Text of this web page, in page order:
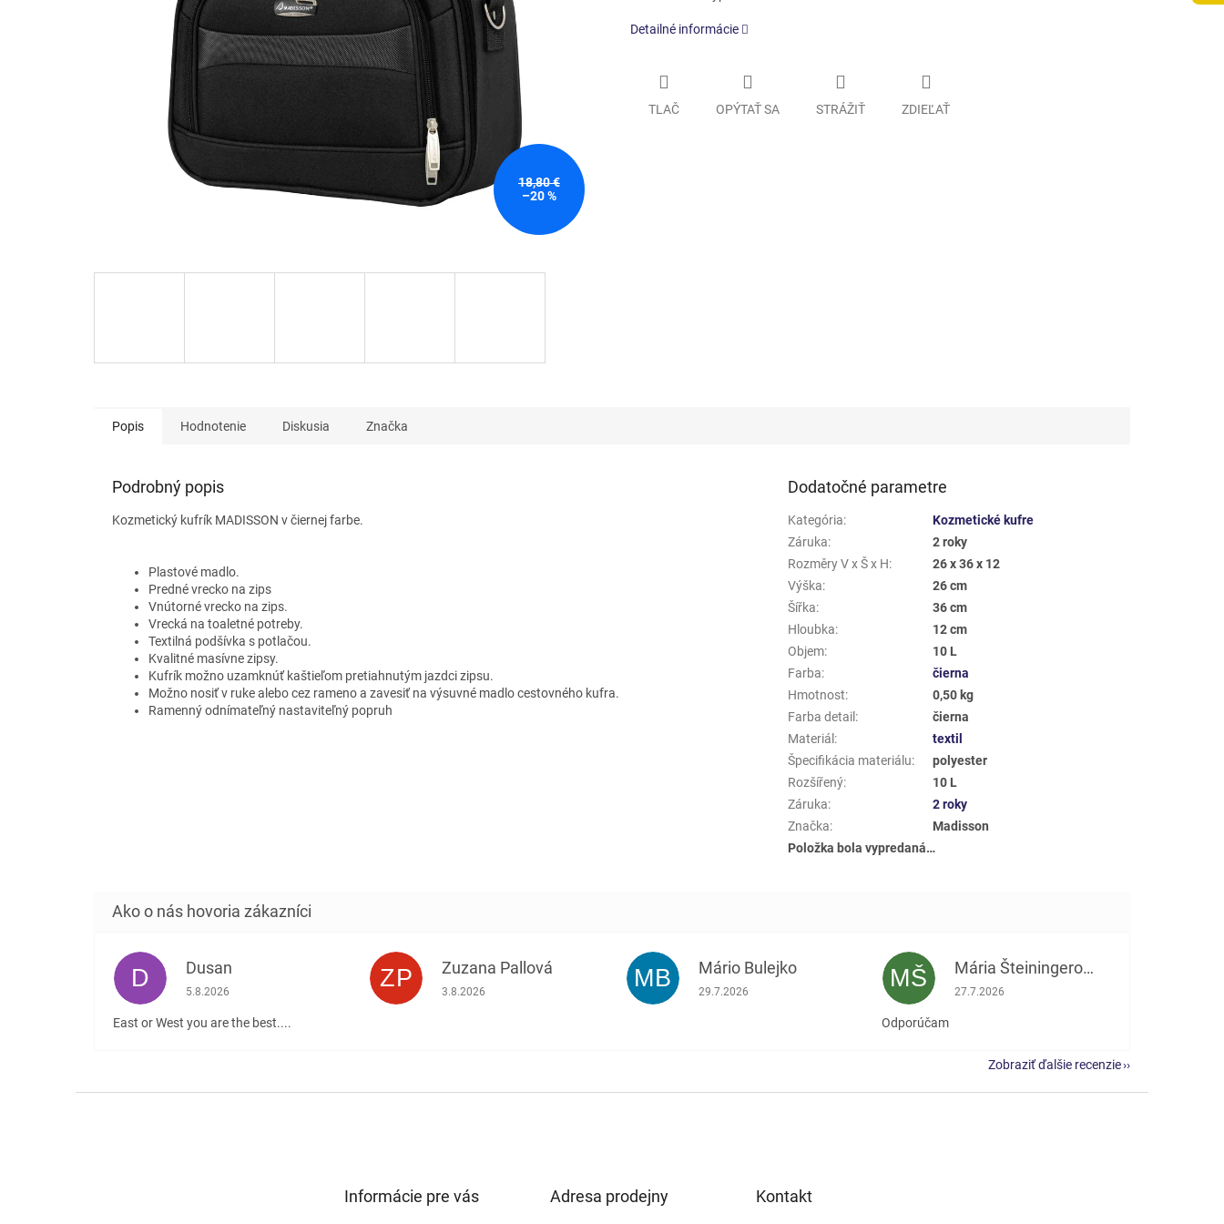
18,80 €
–20 %
Detailné informácie
TLAČ OPÝTAŤ SA STRÁŽIŤ ZDIEĽAŤ
Popis Hodnotenie Diskusia Značka
Podrobný popis
Kozmetický kufrík MADISSON v čiernej farbe.
Plastové madlo.
Predné vrecko na zips
Vnútorné vrecko na zips.
Vrecká na toaletné potreby.
Textilná podšívka s potlačou.
Kvalitné masívne zipsy.
Kufrík možno uzamknúť kaštieľom pretiahnutým jazdci zipsu.
Možno nosiť v ruke alebo cez rameno a zavesiť na výsuvné madlo cestovného kufra.
Ramenný odnímateľný nastaviteľný popruh
Dodatočné parametre
Kategória:
Kozmetické kufre
Záruka:
2 roky
Rozměry V x Š x H:
26 x 36 x 12
Výška:
26 cm
Šířka:
36 cm
Hloubka:
12 cm
Objem:
10 L
Farba:
čierna
Hmotnost:
0,50 kg
Farba detail :
čierna
Materiál :
textil
Špecifikácia materiálu:
polyester
Rozšířený:
10 L
Záruka:
2 roky
Značka:
Madisson
Položka bola vypredaná…
D Dusan
Hodnotenie obchodu je 5 z 5 hviezdičiek.
5.8.2026
East or West you are the best....
ZP Zuzana Pallová
Hodnotenie obchodu je 5 z 5 hviezdičiek.
3.8.2026 MB Mário Bulejko
Hodnotenie obchodu je 5 z 5 hviezdičiek.
29.7.2026 MŠ Mária Šteiningerová
Hodnotenie obchodu je 5 z 5 hviezdičiek.
27.7.2026
Odporúčam
Zobraziť ďalšie recenzie
Informácie pre vás Adresa prodejny Kontakt